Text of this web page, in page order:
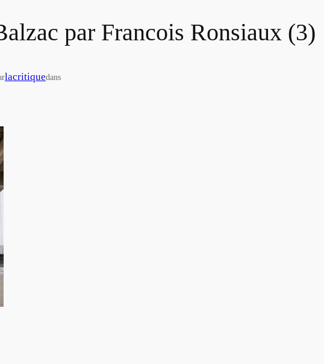
par Francois Ronsiaux (3)
lacritiquedans